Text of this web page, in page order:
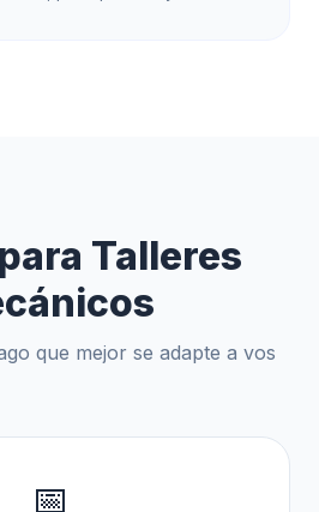
Talleres
que mejor se adapte a vos
📅